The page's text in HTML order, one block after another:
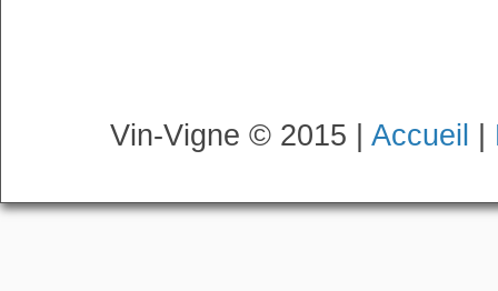
Vin-Vigne © 2015 | Accueil